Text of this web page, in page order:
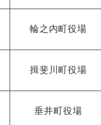
輪之内町役場
揖斐川町役場
垂井町役場